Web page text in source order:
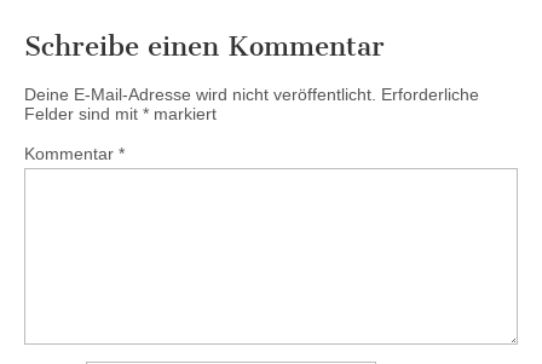
Schreibe einen Kommentar
Deine E-Mail-Adresse wird nicht veröffentlicht. Erforderliche
Felder sind mit * markiert
Kommentar *